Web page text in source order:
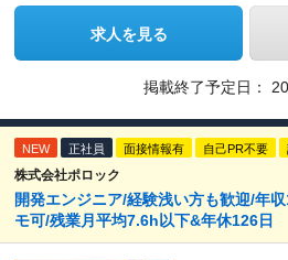
求人を見る
掲載終了予定日：
NEW 正社員 面接情報有 自己PR不要
株式会社ポロック
開発エンジニア/経験浅い方も歓迎/年
モ可/残業月平均7.6h以下&年休126日